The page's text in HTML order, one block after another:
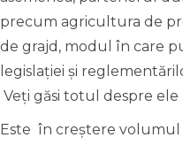
precum agricultura de
de grajd, modul în care
legislației și
Veți găsi totul despre
Este în creștere volumul